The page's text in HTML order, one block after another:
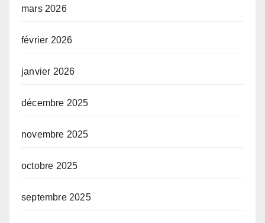
mars 2026
février 2026
janvier 2026
décembre 2025
novembre 2025
octobre 2025
septembre 2025